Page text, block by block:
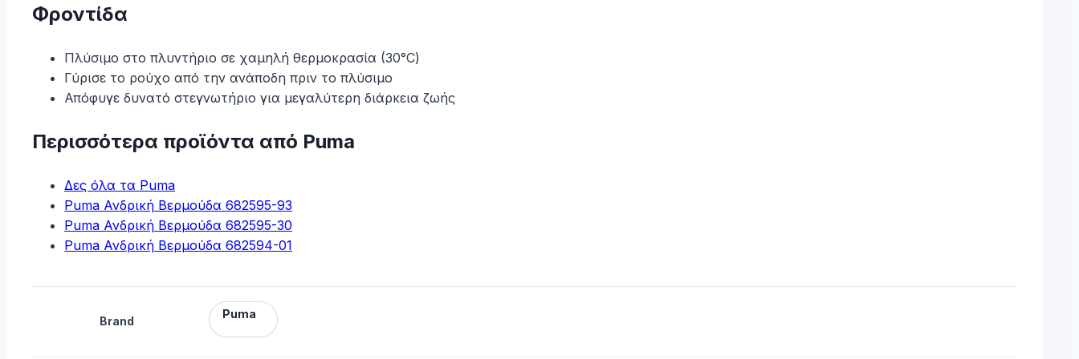
Φροντίδα
Πλύσιμο στο πλυντήριο σε χαμηλή θερμοκρασία (30°C)
Γύρισε το ρούχο από την ανάποδη πριν το πλύσιμο
Απόφυγε δυνατό στεγνωτήριο για μεγαλύτερη διάρκεια ζωής
Περισσότερα προϊόντα από Puma
Δες όλα τα Puma
Puma Ανδρική Βερμούδα 682595-93
Puma Ανδρική Βερμούδα 682595-30
Puma Ανδρική Βερμούδα 682594-01
Brand
Puma